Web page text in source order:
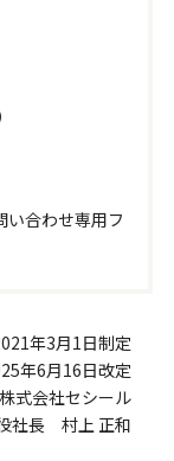
い合わせ専用フ
年3月1日制定
年6月16日改定
株式会社セシール
社長 村上 正和